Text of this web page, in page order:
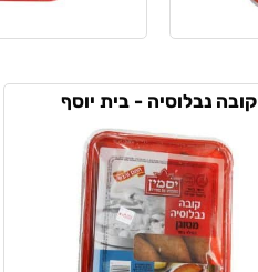
קובה נבלוסיה - בית יוסף